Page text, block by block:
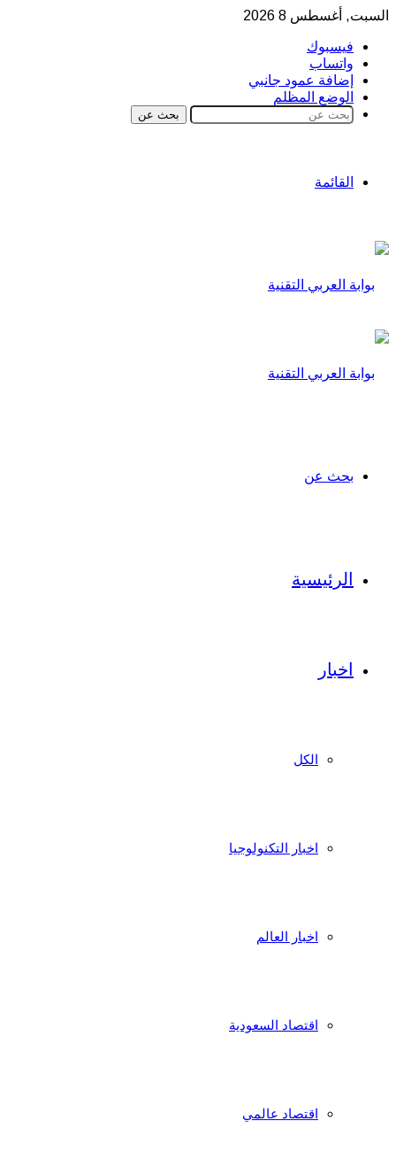
السبت, أغسطس 8 2026
فيسبوك
واتساب
إضافة عمود جانبي
الوضع المظلم
بحث عن
القائمة
بحث عن
الرئيسية
اخبار
الكل
اخبار التكنولوجيا
اخبار العالم
اقتصاد السعودية
اقتصاد عالمي